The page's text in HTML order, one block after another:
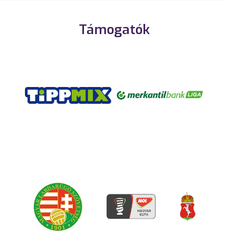
Támogatók